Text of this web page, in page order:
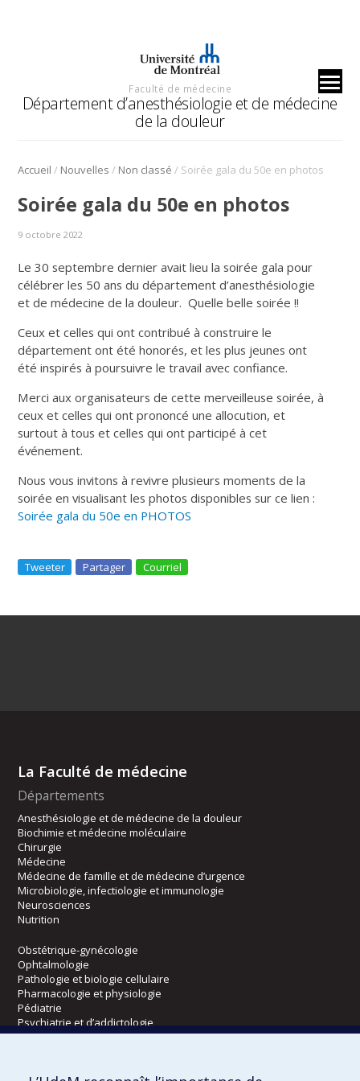
Faculté de médecine
Département d’anesthésiologie et de médecine
de la douleur
Accueil / Nouvelles / Non classé / Soirée gala du 50e en photos
Soirée gala du 50e en photos
9 octobre 2022
Le 30 septembre dernier avait lieu la soirée gala pour
célébrer les 50 ans du département d’anesthésiologie
et de médecine de la douleur. Quelle belle soirée !!
Ceux et celles qui ont contribué à construire le
département ont été honorés, et les plus jeunes ont
été inspirés à poursuivre le travail avec confiance.
Merci aux organisateurs de cette merveilleuse soirée, à
ceux et celles qui ont prononcé une allocution, et
surtout à tous et celles qui ont participé à cet
événement.
Nous vous invitons à revivre plusieurs moments de la
soirée en visualisant les photos disponibles sur ce lien :
Soirée gala du 50e en PHOTOS
Tweeter Partager Courriel
La Faculté de médecine
Départements
Anesthésiologie et de médecine de la douleur
Biochimie et médecine moléculaire
Chirurgie
Médecine
Médecine de famille et de médecine d’urgence
Microbiologie, infectiologie et immunologie
Neurosciences
Nutrition
Obstétrique-gynécologie
Ophtalmologie
Pathologie et biologie cellulaire
Pharmacologie et physiologie
Pédiatrie
Psychiatrie et d’addictologie
Radiologie, radio-oncologie et médecine nucléaire